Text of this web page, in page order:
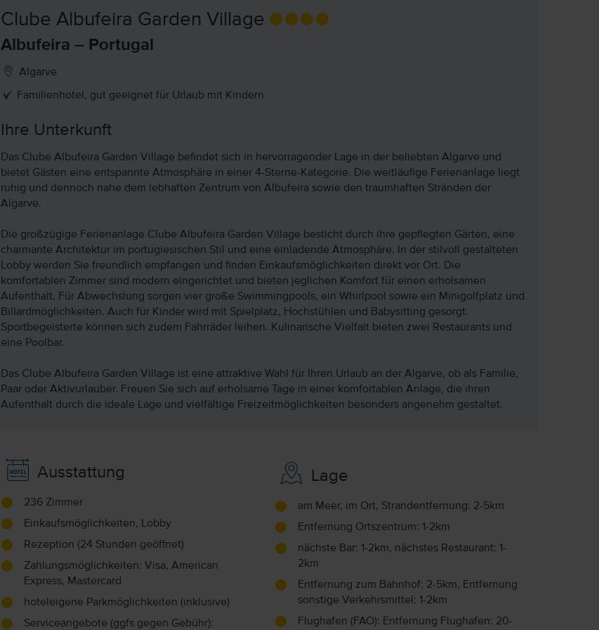
Clube Albufeira Garden Village
Albufeira – Portugal
Algarve
Familienhotel, gut geeignet für Urlaub mit Kindern
Ihre Unterkunft
Das Clube Albufeira Garden Village befindet sich in hervorragender Lage in der beliebten Algarve und
bietet Gästen eine entspannte Atmosphäre in einer 4-Sterne-Kategorie. Die weitläufige Ferienanlage liegt
ruhig und dennoch nahe dem lebhaften Zentrum von Albufeira sowie den traumhaften Stränden der
Algarve.
Die großzügige Ferienanlage Clube Albufeira Garden Village besticht durch ihre gepflegten Gärten, eine
charmante Architektur im portugiesischen Stil und eine einladende Atmosphäre. In der stilvoll gestalteten
Lobby werden Sie freundlich empfangen und finden Einkaufsmöglichkeiten direkt vor Ort. Die
komfortablen Zimmer sind modern eingerichtet und bieten jeglichen Komfort für einen erholsamen
Aufenthalt. Für Abwechslung sorgen vier große Swimmingpools, ein Whirlpool sowie ein Minigolfplatz und
Billardmöglichkeiten. Auch für Kinder wird mit Spielplatz, Hochstühlen und Babysitting gesorgt.
Sportbegeisterte können sich zudem Fahrräder leihen. Kulinarische Vielfalt bieten zwei Restaurants und
eine Poolbar.
Das Clube Albufeira Garden Village ist eine attraktive Wahl für Ihren Urlaub an der Algarve, ob als Familie,
Paar oder Aktivurlauber. Freuen Sie sich auf erholsame Tage in einer komfortablen Anlage, die ihren
Aufenthalt durch die ideale Lage und vielfältige Freizeitmöglichkeiten besonders angenehm gestaltet.
Ausstattung
236 Zimmer
Einkaufsmöglichkeiten, Lobby
Rezeption (24 Stunden geöffnet)
Zahlungsmöglichkeiten: Visa, American
Express, Mastercard
hoteleigene Parkmöglichkeiten (inklusive)
Serviceangebote (ggfs gegen Gebühr):
Lage
am Meer, im Ort, Strandentfernung: 2-5km
Entfernung Ortszentrum: 1-2km
nächste Bar: 1-2km, nächstes Restaurant: 1-
2km
Entfernung zum Bahnhof: 2-5km, Entfernung
sonstige Verkehrsmittel: 1-2km
Flughafen (FAO): Entfernung Flughafen: 20-